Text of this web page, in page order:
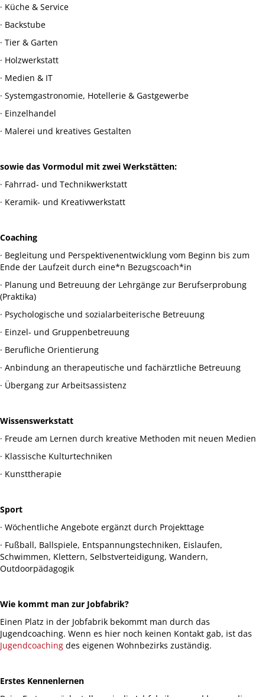
· Küche & Service
· Backstube
· Tier & Garten
· Holzwerkstatt
· Medien & IT
· Systemgastronomie, Hotellerie & Gastgewerbe
· Einzelhandel
· Malerei und kreatives Gestalten
sowie das Vormodul mit zwei Werkstätten:
· Fahrrad- und Technikwerkstatt
· Keramik- und Kreativwerkstatt
Coaching
· Begleitung und Perspektivenentwicklung vom Beginn bis zum
Ende der Laufzeit durch eine*n Bezugscoach*in
· Planung und Betreuung der Lehrgänge zur Berufserprobung
(Praktika)
· Psychologische und sozialarbeiterische Betreuung
· Einzel- und Gruppenbetreuung
· Berufliche Orientierung
· Anbindung an therapeutische und fachärztliche Betreuung
· Übergang zur Arbeitsassistenz
Wissenswerkstatt
· Freude am Lernen durch kreative Methoden mit neuen Medien
· Klassische Kulturtechniken
· Kunsttherapie
Sport
· Wöchentliche Angebote ergänzt durch Projekttage
· Fußball, Ballspiele, Entspannungstechniken, Eislaufen,
Schwimmen, Klettern, Selbstverteidigung, Wandern,
Outdoorpädagogik
Wie kommt man zur Jobfabrik?
Einen Platz in der Jobfabrik bekommt man durch das
Jugendcoaching. Wenn es hier noch keinen Kontakt gab, ist das
Jugendcoaching des eigenen Wohnbezirks zuständig.
Erstes Kennenlernen